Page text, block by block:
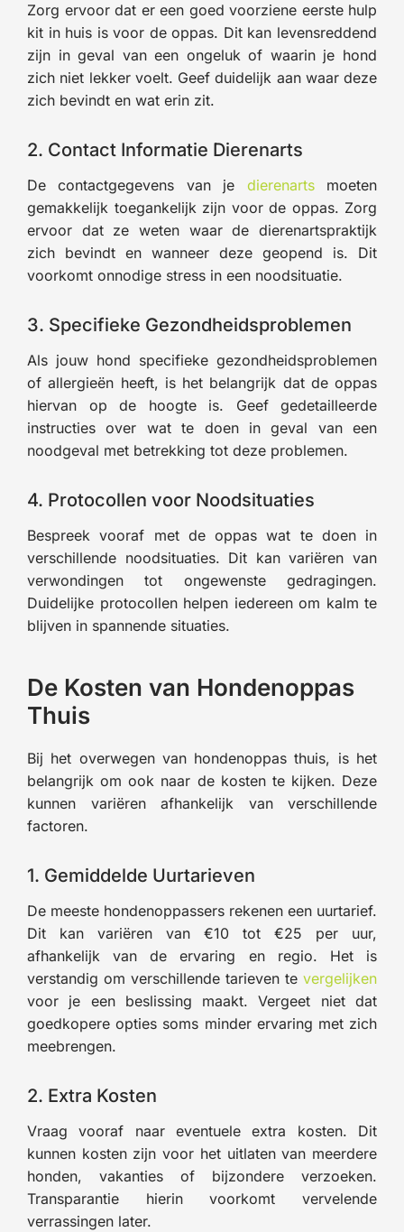
Zorg ervoor dat er een goed voorziene eerste hulp
kit in huis is voor de oppas. Dit kan levensreddend
zijn in geval van een ongeluk of waarin je hond
zich niet lekker voelt. Geef duidelijk aan waar deze
zich bevindt en wat erin zit.
2. Contact Informatie Dierenarts
De contactgegevens van je dierenartsmoeten
gemakkelijk toegankelijk zijn voor de oppas. Zorg
ervoor dat ze weten waar de dierenartspraktijk
zich bevindt en wanneer deze geopend is. Dit
voorkomt onnodige stress in een noodsituatie.
3. Specifieke Gezondheidsproblemen
Als jouw hond specifieke gezondheidsproblemen
of allergieën heeft, is het belangrijk dat de oppas
hiervan op de hoogte is. Geef gedetailleerde
instructies over wat te doen in geval van een
noodgeval met betrekking tot deze problemen.
4. Protocollen voor Noodsituaties
Bespreek vooraf met de oppas wat te doen in
verschillende noodsituaties. Dit kan variëren van
verwondingen tot ongewenste gedragingen.
Duidelijke protocollen helpen iedereen om kalm te
blijven in spannende situaties.
De Kosten van Hondenoppas
Thuis
Bij het overwegen van hondenoppas thuis, is het
belangrijk om ook naar de kosten te kijken. Deze
kunnen variëren afhankelijk van verschillende
factoren.
1. Gemiddelde Uurtarieven
De meeste hondenoppassers rekenen een uurtarief.
Dit kan variëren van €10 tot €25 per uur,
afhankelijk van de ervaring en regio. Het is
verstandig om verschillende tarieven te vergelijken
voor je een beslissing maakt. Vergeet niet dat
goedkopere opties soms minder ervaring met zich
meebrengen.
2. Extra Kosten
Vraag vooraf naar eventuele extra kosten. Dit
kunnen kosten zijn voor het uitlaten van meerdere
honden, vakanties of bijzondere verzoeken.
Transparantie hierin voorkomt vervelende
verrassingen later.